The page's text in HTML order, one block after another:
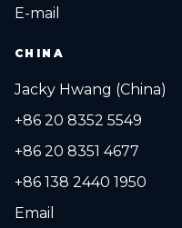
E-mail
CHINA
Jacky Hwang (China)
+86 20 8352 5549
+86 20 8351 4677
+86 138 2440 1950
Email